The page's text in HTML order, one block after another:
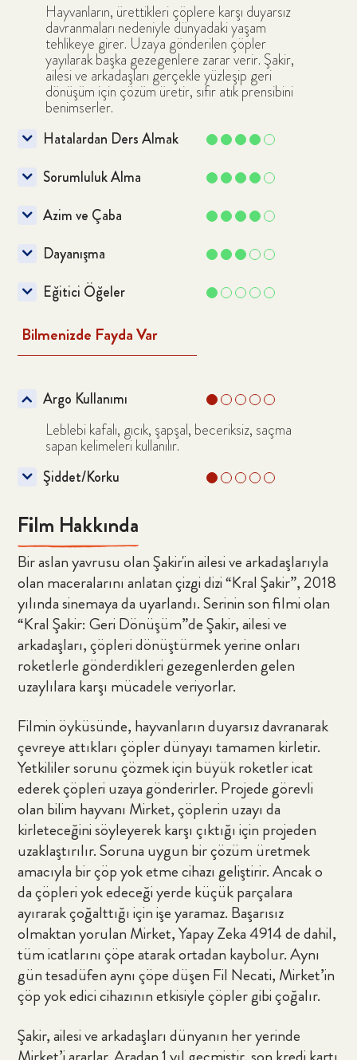
Hayvanların, ürettikleri çöplere karşı duyarsız
davranmaları nedeniyle dünyadaki yaşam
tehlikeye girer. Uzaya gönderilen çöpler
yayılarak başka gezegenlere zarar verir. Şakir,
ailesi ve arkadaşları gerçekle yüzleşip geri
dönüşüm için çözüm üretir, sıfır atık prensibini
benimserler.
Hatalardan Ders Almak
Sorumluluk Alma
Azim ve Çaba
Dayanışma
Eğitici Öğeler
Bilmenizde Fayda Var
Argo Kullanımı
Leblebi kafalı, gıcık, şapşal, beceriksiz, saçma
sapan kelimeleri kullanılır.
Şiddet/Korku
Film Hakkında
Bir aslan yavrusu olan Şakir'in ailesi ve arkadaşlarıyla
olan maceralarını anlatan çizgi dizi “Kral Şakir”, 2018
yılında sinemaya da uyarlandı. Serinin son filmi olan
“Kral Şakir: Geri Dönüşüm”de Şakir, ailesi ve
arkadaşları, çöpleri dönüştürmek yerine onları
roketlerle gönderdikleri gezegenlerden gelen
uzaylılara karşı mücadele veriyorlar.
Filmin öyküsünde, hayvanların duyarsız davranarak
çevreye attıkları çöpler dünyayı tamamen kirletir.
Yetkililer sorunu çözmek için büyük roketler icat
ederek çöpleri uzaya gönderirler. Projede görevli
olan bilim hayvanı Mirket, çöplerin uzayı da
kirleteceğini söyleyerek karşı çıktığı için projeden
uzaklaştırılır. Soruna uygun bir çözüm üretmek
amacıyla bir çöp yok etme cihazı geliştirir. Ancak o
da çöpleri yok edeceği yerde küçük parçalara
ayırarak çoğalttığı için işe yaramaz. Başarısız
olmaktan yorulan Mirket, Yapay Zeka 4914 de dahil,
tüm icatlarını çöpe atarak ortadan kaybolur. Aynı
gün tesadüfen aynı çöpe düşen Fil Necati, Mirket’in
çöp yok edici cihazının etkisiyle çöpler gibi çoğalır.
Şakir, ailesi ve arkadaşları dünyanın her yerinde
Çocuğunuz için uygun olabilecek
içerikleri bulun
Ara